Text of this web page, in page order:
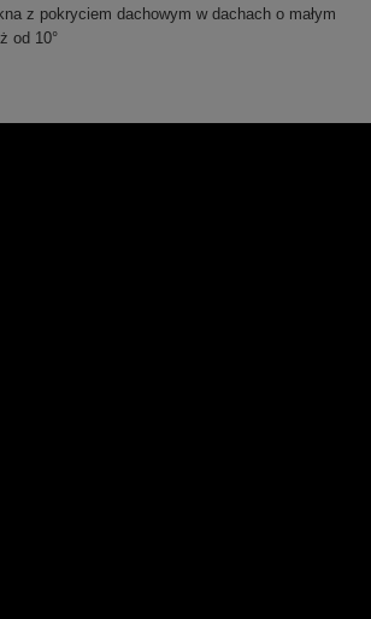
z pokryciem dachowym w dachach o małym
od 10°